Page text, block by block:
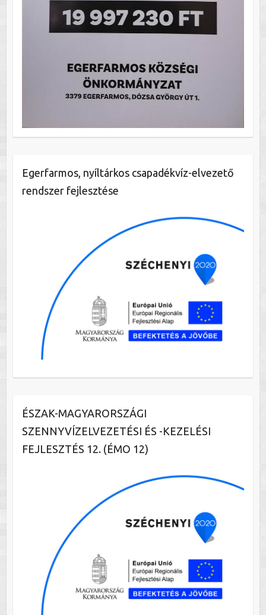
Egerfarmos, nyíltárkos csapadékvíz-elvezető
rendszer fejlesztése
ÉSZAK-MAGYARORSZÁGI
SZENNYVÍZELVEZETÉSI ÉS -KEZELÉSI
FEJLESZTÉS 12. (ÉMO 12)